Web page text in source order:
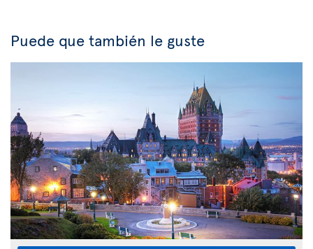
Puede que también le guste